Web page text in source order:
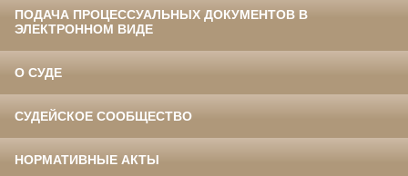
ПОДАЧА ПРОЦЕССУАЛЬНЫХ ДОКУМЕНТОВ В
ЭЛЕКТРОННОМ ВИДЕ
О СУДЕ
СУДЕЙСКОЕ СООБЩЕСТВО
НОРМАТИВНЫЕ АКТЫ